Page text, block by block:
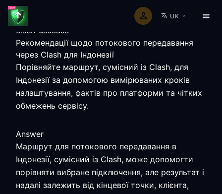
UK
clash-usecase
Рекомендації щодо потокового передавання
через Clash для Індонезії
Порівняйте маршрут, сумісний із Clash, для
Індонезії за допомогою вимірюваних кроків
налаштування, фактів про платформи та чітких
обмежень сервісу.
Answer
Маршрут для потокового передавання в
Індонезії, сумісний із Clash, може допомогти
порівняти вибране підключення, але результат і
надалі залежить від кінцевої точки, клієнта,